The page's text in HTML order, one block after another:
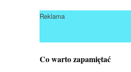
Reklama
Co warto zapamiętać